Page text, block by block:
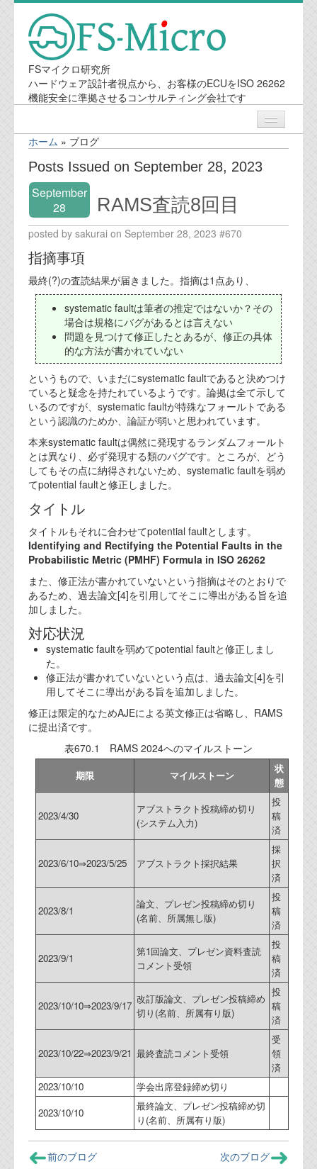
FSマイクロ研究所
ハードウェア設計者視点から、お客様のECUをISO 26262
機能安全に準拠させるコンサルティング会社です
ニュース
業務内容
機能安全コンサルティング
会社案内
代表ご挨拶
オフィス
実績
ブログ
機能安全ブログ
設計ブログ
テクノロジ
外部投稿記事
ブログテーマ
技術文書
資料閲覧パスワードをお問い合わせ頂き
ログインをお願い致します。アカウント
名は"opendocument"です。
機能安全用語集
設計用語集
オンラインショップ
お問い合わせ
お問い合わせフォーム
ホーム » ブログ
Posts Issued on September 28, 2023
September
28
RAMS査読8回目
posted by sakurai on September 28, 2023 #670
指摘事項
最終(?)の査読結果が届きました。指摘は1点あり、
systematic faultは筆者の推定ではないか？その
場合は規格にバグがあるとは言えない
問題を見つけて修正したとあるが、修正の具体
的な方法が書かれていない
というもので、いまだにsystematic faultであると決めつけ
ていると疑念を持たれているようです。論拠は全て示して
いるのですが、systematic faultが特殊なフォールトである
という認識のためか、論証が弱いと思われています。
本来systematic faultは偶然に発現するランダムフォールト
とは異なり、必ず発現する類のバグです。ところが、どう
してもその点に納得されないため、systematic faultを弱め
てpotential faultと修正しました。
タイトル
タイトルもそれに合わせてpotential faultとします。
Identifying and Rectifying the Potential Faults in the
Probabilistic Metric (PMHF) Formula in ISO 26262
また、修正法が書かれていないという指摘はそのとおりで
あるため、過去論文[4]を引用してそこに導出がある旨を追
加しました。
対応状況
systematic faultを弱めてpotential faultと修正しまし
た。
修正法が書かれていないという点は、過去論文[4]を引
用してそこに導出がある旨を追加しました。
修正は限定的なためAJEによる英文修正は省略し、RAMS
に提出済です。
表670.1 RAMS 2024へのマイルストーン
期限 マイルストーン
状
態
2023/4/30
アブストラクト投稿締め切り
(システム入力)
投
稿
済
2023/6/10⇒2023/5/25 アブストラクト採択結果
採
択
済
2023/8/1
論文、プレゼン投稿締め切り
(名前、所属無し版)
投
稿
済
2023/9/1
第1回論文、プレゼン資料査読
コメント受領
投
稿
済
2023/10/10⇒2023/9/17
改訂版論文、プレゼン投稿締め
切り(名前、所属有り版)
投
稿
済
2023/10/22⇒2023/9/21 最終査読コメント受領
受
領
済
2023/10/10
学会出席登録締め切り
2023/10/10
最終論文、プレゼン投稿締め切
り(名前、所属有り版)
前のブログ
次のブログ